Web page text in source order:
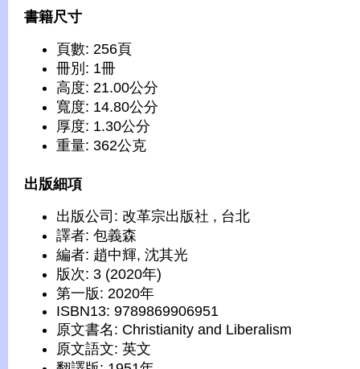
書籍尺寸
頁數: 256頁
冊別: 1冊
高度: 21.00公分
寬度: 14.80公分
厚度: 1.30公分
重量: 362公克
出版細項
出版公司: 改革宗出版社 , 台北
譯者: 包義森
編者: 趙中輝, 沈其光
版次: 3 (2020年)
第一版: 2020年
ISBN13: 9789869906951
原文書名: Christianity and Liberalism
原文語文: 英文